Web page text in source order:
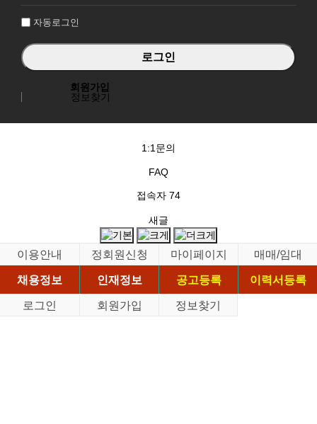
자동로그인
회원가입
정보찾기
1:1문의
FAQ
접속자 74
새글
이용안내 정회원신청 마이페이지
매매/임대
채용정보
인재정보 공고등록
이력서등록
로그인
회원가입 정보찾기